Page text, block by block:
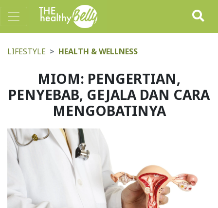
LIFESTYLE HEALTH & WELLNESS
MIOM: PENGERTIAN,
PENYEBAB, GEJALA DAN CARA
MENGOBATINYA